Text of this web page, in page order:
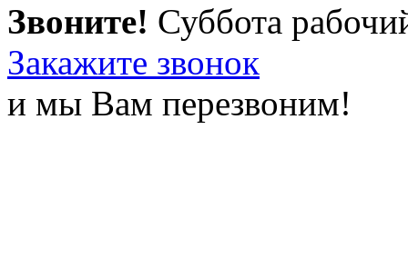
Звоните! Суббота
Закажите звонок
и мы Вам перезвоним!